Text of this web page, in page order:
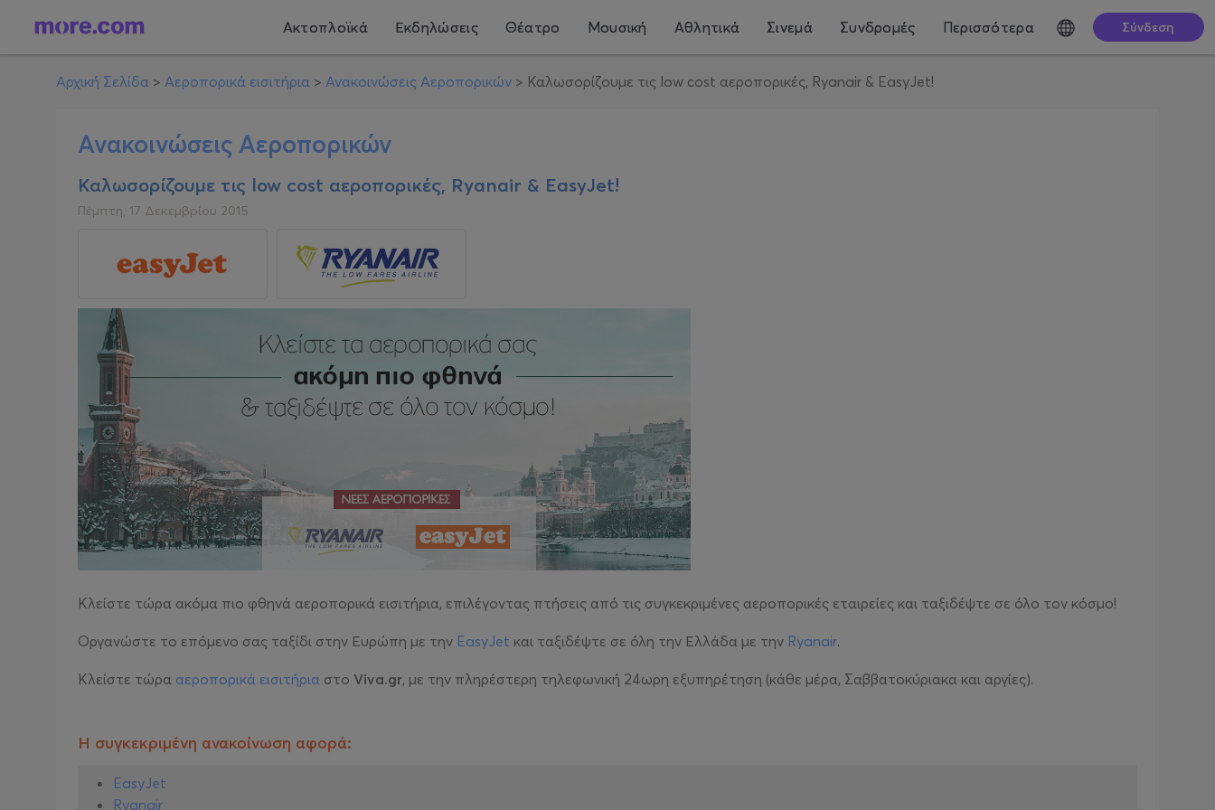
Ακτοπλοϊκά Εκδηλώσεις Θέατρο Μουσική Αθλητικά Σινεμά Συνδρομές Περισσότερα Σύνδεση
Αρχική Σελίδα > Αεροπορικά εισιτήρια > Ανακοινώσεις Αεροπορικών > Καλωσορίζουμε τις low cost αεροπορικές, Ryanair & EasyJet!
Ανακοινώσεις Αεροπορικών
Καλωσορίζουμε τις low cost αεροπορικές, Ryanair & EasyJet!
Πέμπτη, 17 Δεκεμβρίου 2015
Κλείστε τώρα ακόμα πιο φθηνά αεροπορικά εισιτήρια, επιλέγοντας πτήσεις από τις συγκεκριμένες αεροπορικές εταιρείες και ταξιδέψτε σε όλο τον κόσμο!
Οργανώστε το επόμενο σας ταξίδι στην Ευρώπη με την EasyJet και ταξιδέψτε σε όλη την Ελλάδα με την Ryanair.
Κλείστε τώρα αεροπορικά εισιτήρια στο Viva.gr, με την πληρέστερη τηλεφωνική 24ωρη εξυπηρέτηση (κάθε μέρα, Σαββατοκύριακα και αργίες).
Η συγκεκριμένη ανακοίνωση αφορά:
EasyJet
Ryanair